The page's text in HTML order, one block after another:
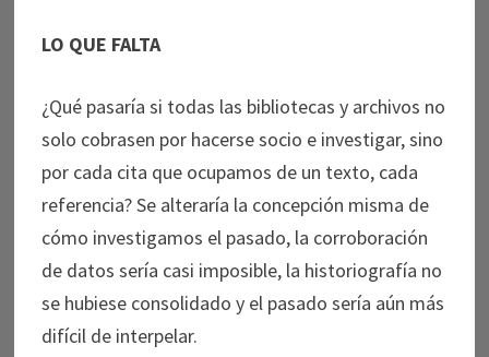
LO QUE FALTA
¿Qué pasaría si todas las bibliotecas y archivos no
solo cobrasen por hacerse socio e investigar, sino
por cada cita que ocupamos de un texto, cada
referencia? Se alteraría la concepción misma de
cómo investigamos el pasado, la corroboración
de datos sería casi imposible, la historiografía no
se hubiese consolidado y el pasado sería aún más
difícil de interpelar.